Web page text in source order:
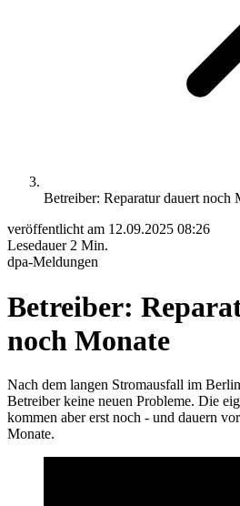
Betreiber: Reparatur dauert noch
veröffentlicht am 12.09.2025 08:26
Lesedauer 2 Min.
dpa-Meldungen
Betreiber:
noch Monate
Nach dem langen Stromausfall im
Betreiber keine neuen Probleme. Die
kommen aber erst noch - und dauern
Monate.